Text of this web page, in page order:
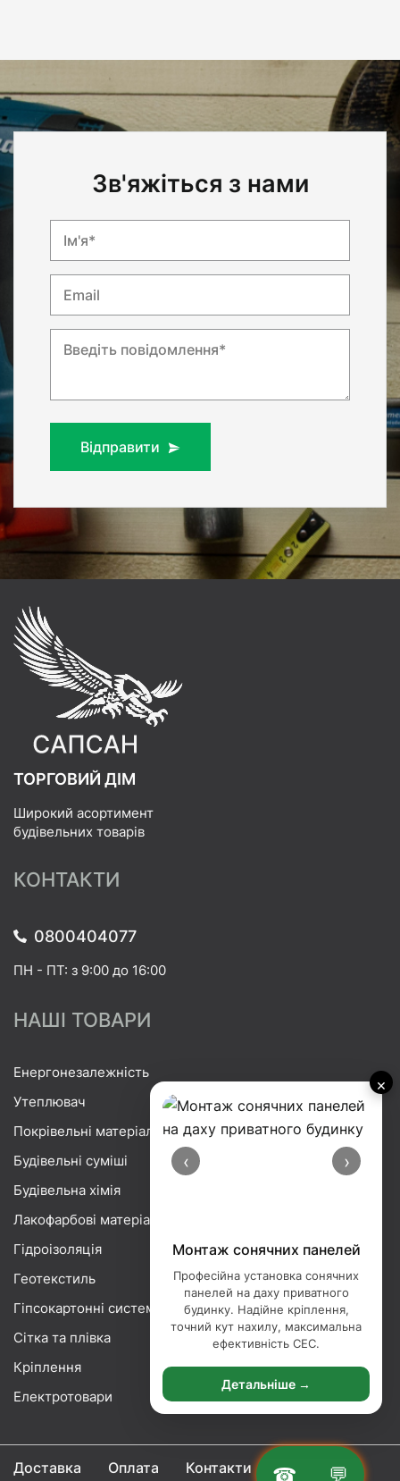
☎ 💬
×
‹ ›
Монтаж сонячних панелей
Професійна установка сонячних
панелей на даху приватного
будинку. Надійне кріплення,
точний кут нахилу, максимальна
ефективність СЕС.
Детальніше →
Зв'яжіться з нами
Ім'я*
Email
Введіть повідомлення*
Відправити
ТОРГОВИЙ ДІМ
Широкий асортимент
будівельних товарів
КОНТАКТИ
0800404077
ПН - ПТ: з 9:00 до 16:00
НАШІ ТОВАРИ
Енергонезалежність
Утеплювач
Покрівельні матеріали
Будівельні суміші
Будівельна хімія
Лакофарбові матеріали
Гідроізоляція
Геотекстиль
Гіпсокартонні системи
Сітка та плівка
Кріплення
Електротовари
Доставка Оплата Контакти